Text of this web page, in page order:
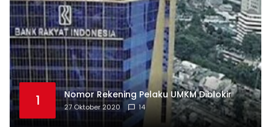
1 Nomor Rekening Pelaku UMKM Diblokir
27 Oktober 2020 14